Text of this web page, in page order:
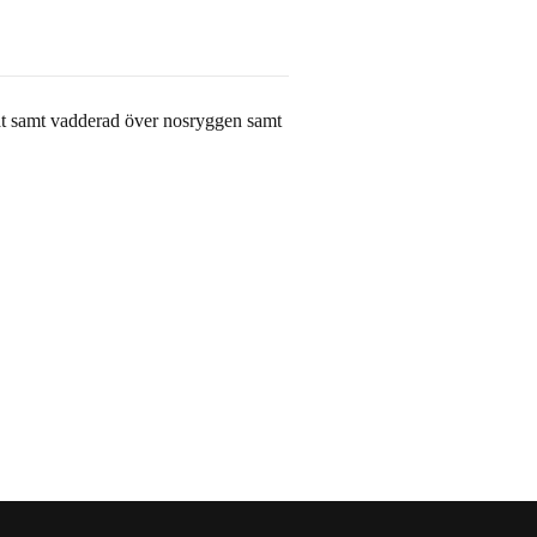
vadderad över nosryggen samt